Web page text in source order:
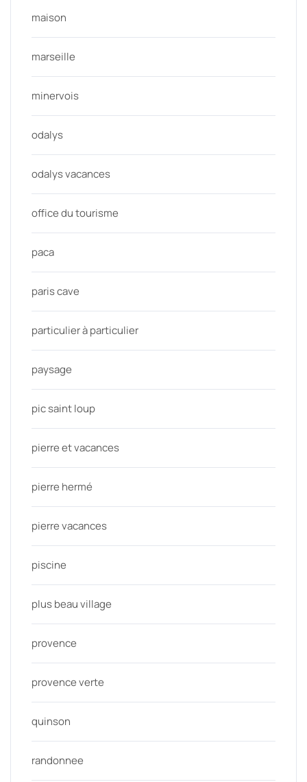
maison
marseille
minervois
odalys
odalys vacances
office du tourisme
paca
paris cave
particulier à particulier
paysage
pic saint loup
pierre et vacances
pierre hermé
pierre vacances
piscine
plus beau village
provence
provence verte
quinson
randonnee